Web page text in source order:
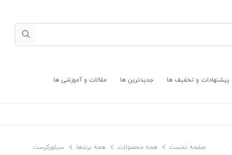
پیشنهادات و تخفیف ها جدیدترین ها مقالات و آموزشی ها
صفحه نخست همه محصولات همه برندها سیلورکرست